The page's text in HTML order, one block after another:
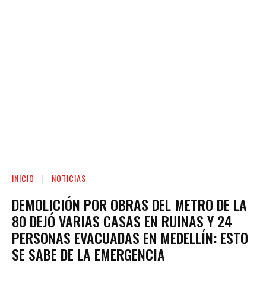
INICIO NOTICIAS
DEMOLICIÓN POR OBRAS DEL METRO DE LA
80 DEJÓ VARIAS CASAS EN RUINAS Y 24
PERSONAS EVACUADAS EN MEDELLÍN: ESTO
SE SABE DE LA EMERGENCIA